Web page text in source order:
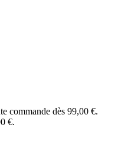
commande dès 99,00 €.
€.